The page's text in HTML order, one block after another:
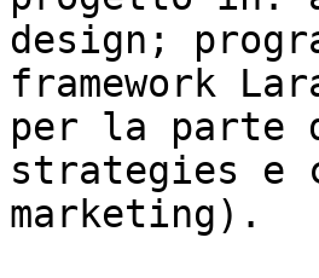
design;
framework
per la parte
strategies e
marketing).